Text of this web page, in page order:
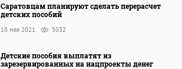
Саратовцам планируют сделать перерасчет
детских пособий
18 мая 2021 5032
Детские пособия выплатят из
зарезервированных на нацпроекты денег